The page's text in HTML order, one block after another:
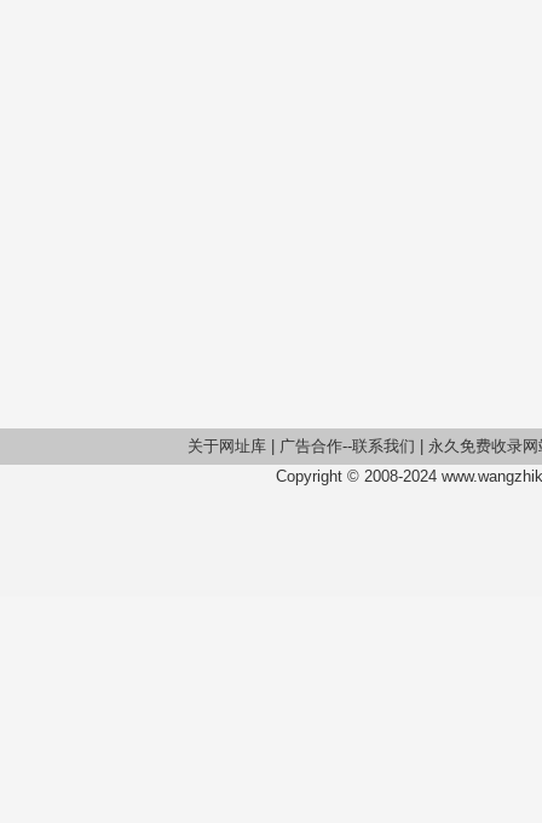
关于网址库| 广告合作--联系我们
永久免费收录网
Copyright © 2008-2024